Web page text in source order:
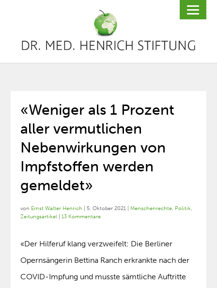
«Weniger als 1 Prozent
aller vermutlichen
Nebenwirkungen von
Impfstoffen werden
gemeldet»
von Ernst Walter Henrich |5. Oktober 2021 Menschenrechte, Politik,
Zeitungsartikel |13 Kommentare
«Der Hilferuf klang verzweifelt: Die Berliner
Opernsängerin Bettina Ranch erkrankte nach der
COVID-Impfung und musste sämtliche Auftritte